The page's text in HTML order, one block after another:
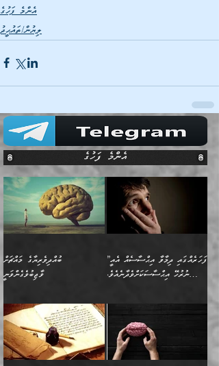
އެންމެ ފަހުގެ
ލިޔުން/ތައުޙީދު
އެންމެ ފަހުގެ
ބުއްދިވެރިޔާގެ މައްޗަށް
ވާޖިބުވެގެންވަނީ
ވިދާޅުވިއެވެ: ”ބުއްދިވެރިޔާގެ
މައްޗަށް ވާޖިބުވެގެންވަނީ: މި
ދުނިޔޭގެ ކަންކަމުން އޭނާގެ
ޢިލްމު ގަޑުބަޑުކޮށްލާނޭ
”ފަހަރެއްގައި ދިމާވާ އިޙްސާސެއް އެއީ
ނުރުހޭ އިޙްސާސަކަށްވެދާނެއެވެ.
އިޙްސާސެއް އެއީ ނުރުހޭ
އިޙްސާސަކަށްވެދާނެއެވެ.
މިސާލަކަށް ކަމަކާމެދު
ބިރުގަތުމެވެ. ދެން